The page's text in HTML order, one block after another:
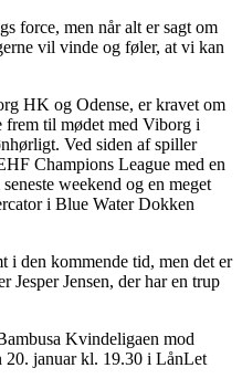
force, men når alt er sagt om
vil vinde og føler, at vi kan
HK og Odense, er kravet om
frem til mødet med Viborg i
Ved siden af spiller
Champions League med en
weekend og en meget
i Blue Water Dokken
i den kommende tid, men det er
Jesper Jensen, der har en trup
Kvindeligaen mod
20. januar kl. 19.30 i LånLet